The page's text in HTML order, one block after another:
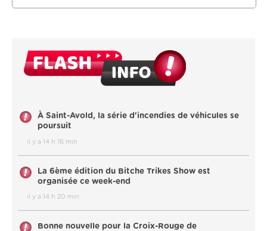
À Saint-Avold, la série d'incendies de véhicules se
poursuit
il y a 14 h 16 min
La 6ème édition du Bitche Trikes Show est
organisée ce week-end
il y a 14 h 20 min
Bonne nouvelle pour la Croix-Rouge de